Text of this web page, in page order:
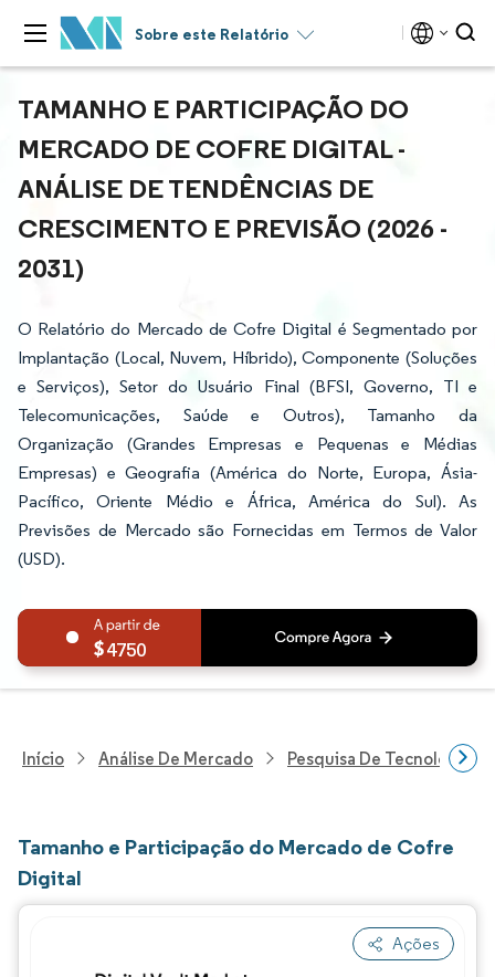
Sobre este Relatório
TAMANHO E PARTICIPAÇÃO DO
MERCADO DE COFRE DIGITAL -
ANÁLISE DE TENDÊNCIAS DE
CRESCIMENTO E PREVISÃO (2026 -
2031)
O Relatório do Mercado de Cofre Digital é Segmentado por
Implantação (Local, Nuvem, Híbrido), Componente (Soluções
e Serviços), Setor do Usuário Final (BFSI, Governo, TI e
Telecomunicações, Saúde e Outros), Tamanho da
Organização (Grandes Empresas e Pequenas e Médias
Empresas) e Geografia (América do Norte, Europa, Ásia-
Pacífico, Oriente Médio e África, América do Sul). As
Previsões de Mercado são Fornecidas em Termos de Valor
(USD).
4750
Início Análise De Mercado Pesquisa De Tecnologia,
Tamanho e Participação do Mercado de Cofre
Digital
Ações